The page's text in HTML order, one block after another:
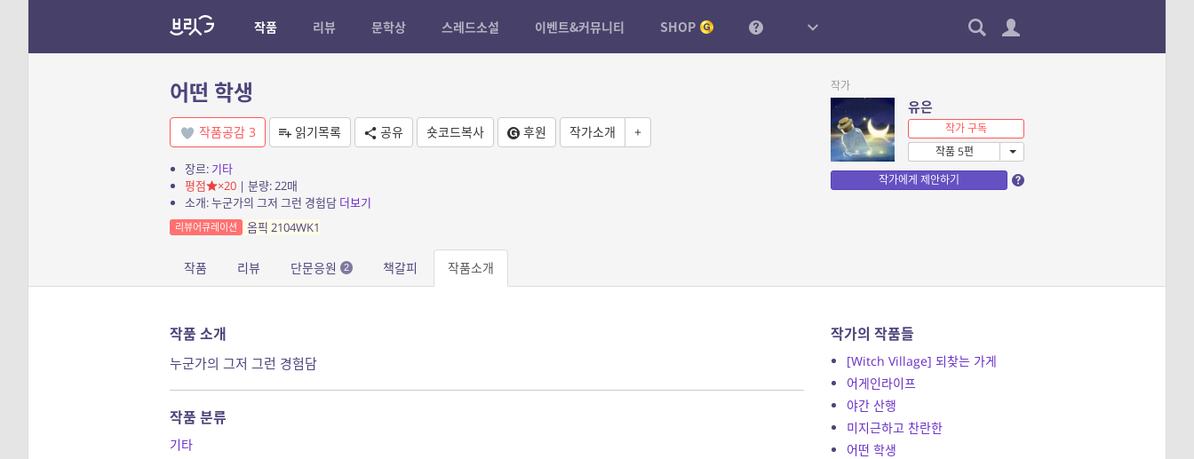
작품 리뷰 문학상 스레드소설 이벤트&커뮤니티 SHOP
어떤 학생
작품공감 3 읽기목록 공유 숏코드복사 후원 작가소개 +
장르: 기타
평점
×20| 분량: 22매
소개: 누군가의 그저 그런 경험담 더보기
리뷰어큐레이션 옴픽 2104WK1
작가
유은
작가 구독
작품 5편
작가에게 제안하기
작품 리뷰 단문응원 2 책갈피 작품소개
작품 소개
누군가의 그저 그런 경험담
작품 분류
기타
작가의 작품들
[Witch Village] 되찾는 가게
어게인라이프
야간 산행
미지근하고 찬란한
어떤 학생